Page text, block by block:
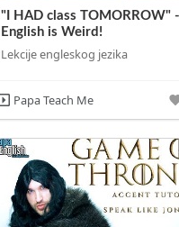
"I HAD class TOMORROW"
English is Weird!
Lekcije engleskog jezika
Papa Teach Me